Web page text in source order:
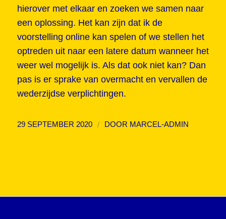
hierover met elkaar en zoeken we samen naar
een oplossing. Het kan zijn dat ik de
voorstelling online kan spelen of we stellen het
optreden uit naar een latere datum wanneer het
weer wel mogelijk is. Als dat ook niet kan? Dan
pas is er sprake van overmacht en vervallen de
wederzijdse verplichtingen.
29 SEPTEMBER 2020 / DOOR MARCEL-ADMIN